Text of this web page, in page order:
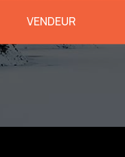
VENDEUR